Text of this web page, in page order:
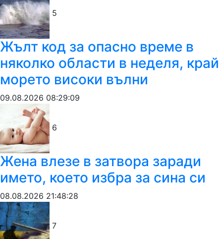
5
Жълт код за опасно време в
няколко области в неделя, край
морето високи вълни
09.08.2026 08:29:09
6
Жена влезе в затвора заради
името, което избра за сина си
08.08.2026 21:48:28
7